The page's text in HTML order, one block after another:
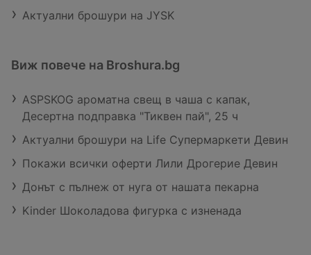
Актуални брошури на JYSK
Виж повече на Broshura.bg
ASPSKOG ароматна свещ в чаша с капак,
Десертна подправка "Тиквен пай", 25 ч
Актуални брошури на Life Супермаркети Девин
Покажи всички оферти Лили Дрогерие Девин
Донът с пълнеж от нуга от нашата пекарна
Kinder Шоколадова фигурка с изненада